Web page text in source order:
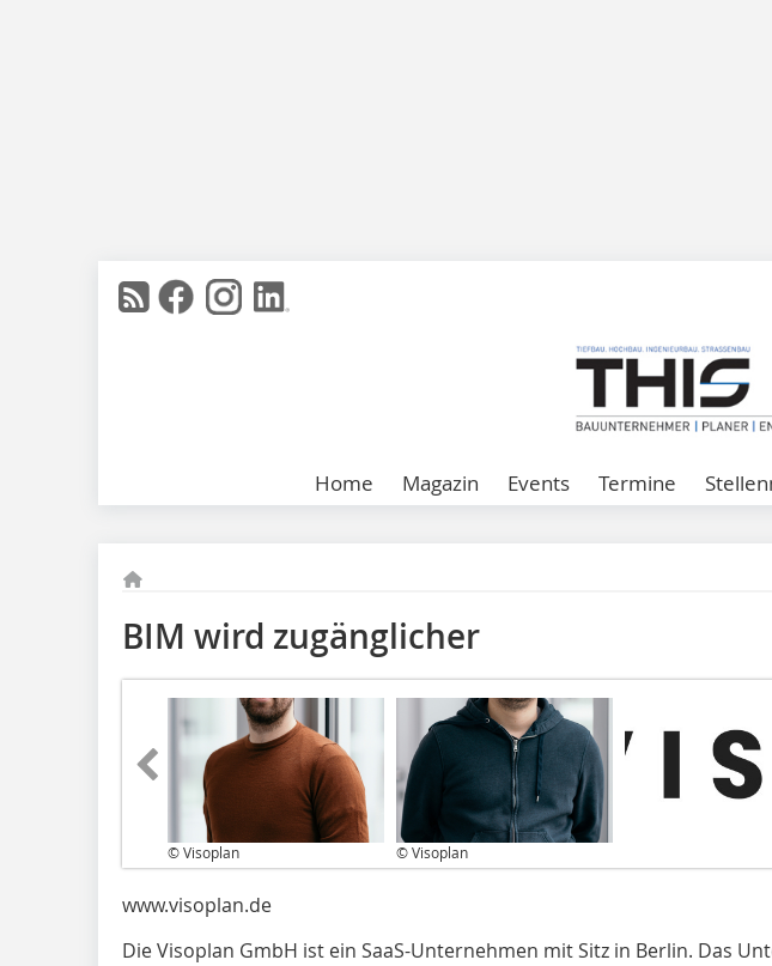
Home Magazin Events Termine
BIM wird zugänglicher
© Visoplan © Visoplan
www.visoplan.de
Die Visoplan GmbH ist ein SaaS-Unternehmen mit Sitz in Berlin. Das